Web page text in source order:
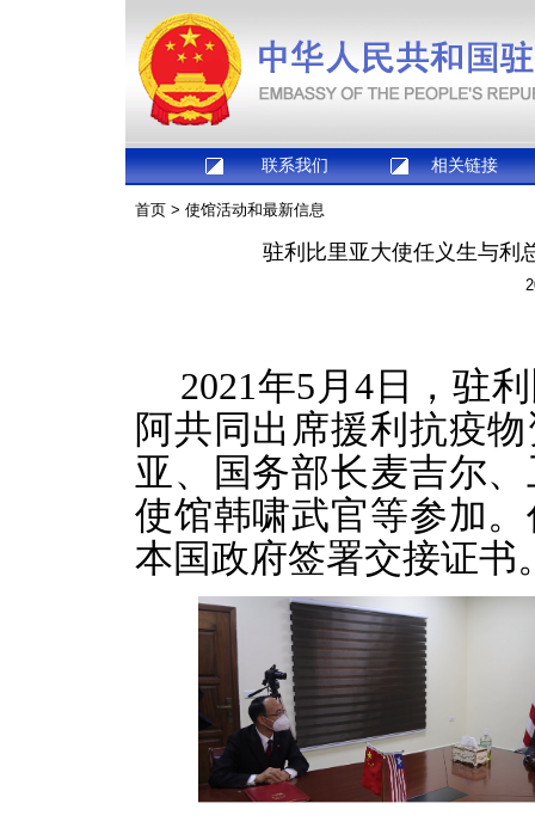
联系我们 相关链接
首页 > 使馆活动和最新信息
驻利比里亚大使任义生与利
2021年5月4日，驻
阿共同出席援利抗疫
亚、国务部长麦吉尔
使馆韩啸武官等参加
本国政府签署交接证书